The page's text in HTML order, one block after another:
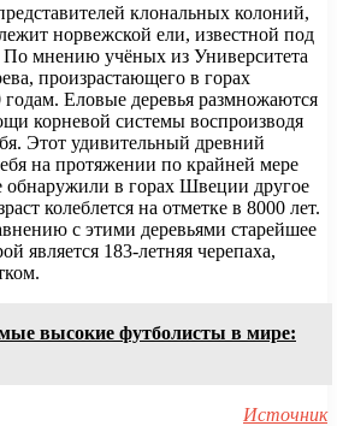
клональных колоний,
норвежской ели, известной под
мнению учёных из Университета
произрастающего в горах
Еловые деревья размножаются
корневой системы воспроизводя
Этот удивительный древний
на протяжении по крайней мере
обнаружили в горах Швеции другое
колеблется на отметке в 8000 лет.
с этими деревьями старейшее
является 183-летняя черепаха,
высокие футболисты в мире:
Источник